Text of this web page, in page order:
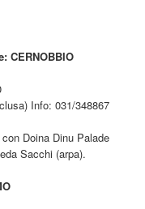
CERNOBBIO
Info: 031/348867
Doina Dinu Palade
Sacchi (arpa).